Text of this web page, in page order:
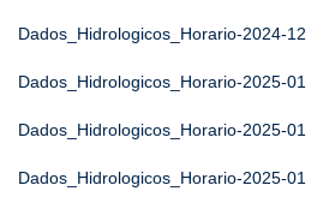
Dados_Hidrologicos_Horario-2024-12
Dados_Hidrologicos_Horario-2025-01
Dados_Hidrologicos_Horario-2025-01
Dados_Hidrologicos_Horario-2025-01